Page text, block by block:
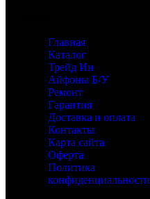
Главная
Каталог
Трейд Ин
Айфоны Б/У
Ремонт
Гарантия
Доставка и оплата
Контакты
Карта сайта
Оферта
Политика
конфиденциальности